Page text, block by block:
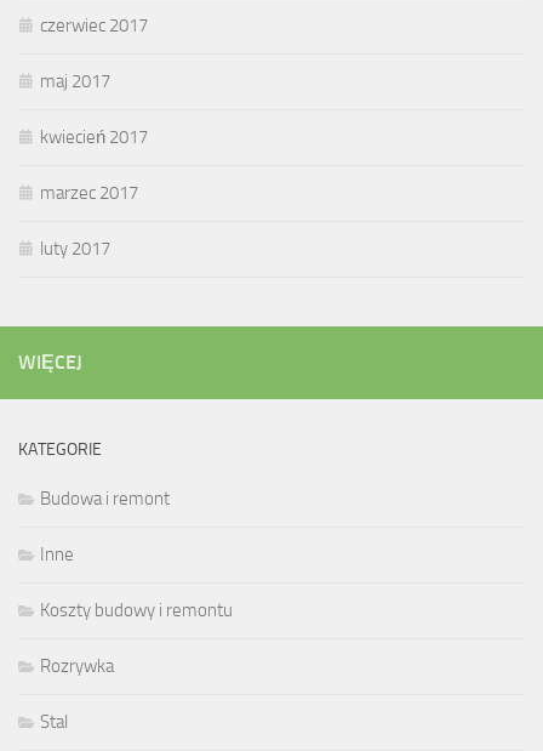
czerwiec 2017
maj 2017
kwiecień 2017
marzec 2017
luty 2017
WIĘCEJ
KATEGORIE
Budowa i remont
Inne
Koszty budowy i remontu
Rozrywka
Stal